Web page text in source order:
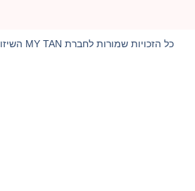
כל הזכויות שמורות לחברת MY TAN השיזוף שלי 2024